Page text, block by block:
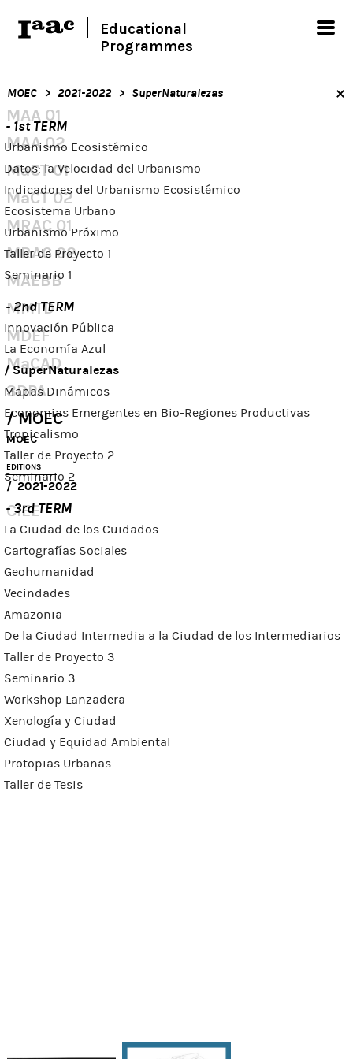
Educational
Programmes
MAA 01
MAA 02
MaCT 01
MaCT 02
MRAC 01
MRAC 02
MAEBB
MMTD
MDEF
MaCAD
3DPA
MOEC
MOEC
EDITIONS
2021-2022
CIEE
MOEC 2021-2022 SuperNaturalezas
- 1st TERM
Urbanismo Ecosistémico
Datos: la Velocidad del Urbanismo
Indicadores del Urbanismo Ecosistémico
Ecosistema Urbano
Urbanismo Próximo
Taller de Proyecto 1
Seminario 1
- 2nd TERM
Innovación Pública
La Economía Azul
SuperNaturalezas
Mapas Dinámicos
Economias Emergentes en Bio-Regiones Productivas
Tropicalismo
Taller de Proyecto 2
Seminario 2
- 3rd TERM
La Ciudad de los Cuidados
Cartografías Sociales
Geohumanidad
Vecindades
Amazonia
De la Ciudad Intermedia a la Ciudad de los Intermediarios
Taller de Proyecto 3
Seminario 3
Workshop Lanzadera
Xenología y Ciudad
Ciudad y Equidad Ambiental
Protopias Urbanas
Taller de Tesis